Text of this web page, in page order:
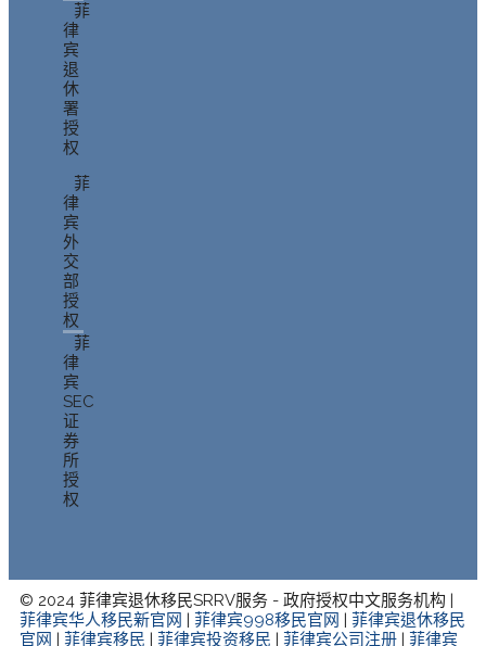
菲
律
宾
退
休
署
授
权
菲
律
宾
外
交
部
授
权
菲
律
宾
SEC
证
券
所
授
权
© 2024 菲律宾退休移民SRRV服务 - 政府授权中文服务机构 |
菲律宾华人移民新官网
菲律宾998移民官网
菲律宾退休移民
官网
菲律宾移民 菲律宾投资移民 菲律宾公司注册 菲律宾